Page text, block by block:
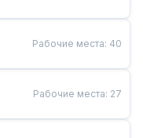
Рабочие места: 40
Рабочие места: 27